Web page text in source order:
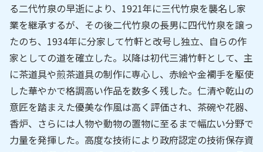
る二代竹泉の早逝により、1921年に三代竹泉を襲名し家
業を継承するが、その後二代竹泉の長男に四代竹泉を譲っ
たのち、1934年に分家して竹軒と改号し独立、自らの作
家としての道を確立した。以降は初代三浦竹軒として、主
に茶道具や煎茶道具の制作に専心し、赤絵や金襴手を駆使
した華やかで格調高い作品を数多く残した。仁清や乾山の
意匠を踏まえた優美な作風は高く評価され、茶碗や花器、
香炉、さらには人物や動物の置物に至るまで幅広い分野で
力量を発揮した。高度な技術により政府認定の技術保存資